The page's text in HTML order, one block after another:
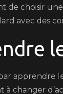
de choisir
avec des
apprendre
à changer